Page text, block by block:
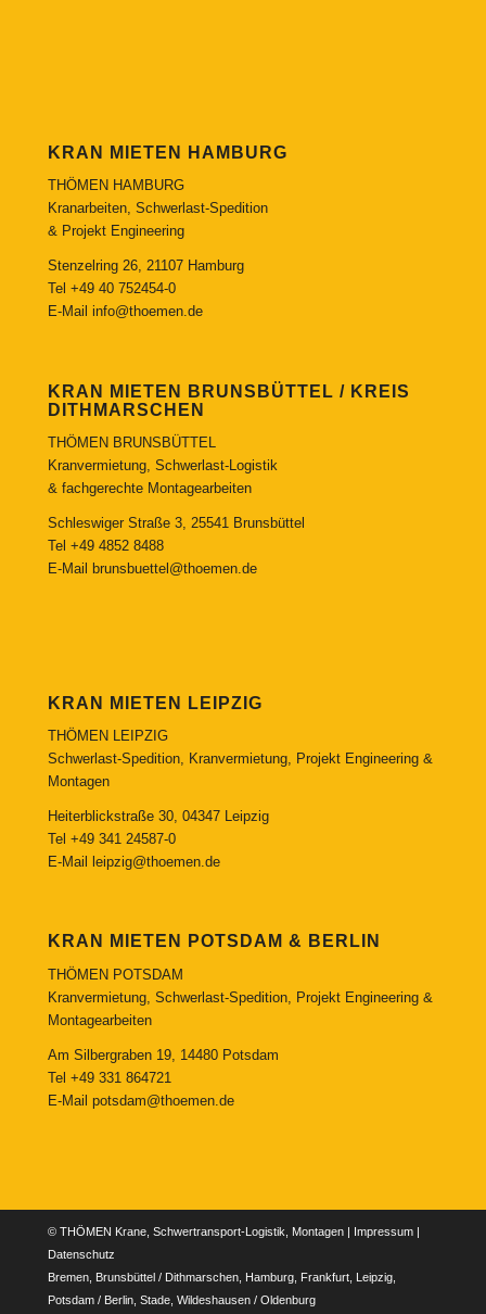
KRAN MIETEN HAMBURG
THÖMEN HAMBURG
Kranarbeiten, Schwerlast-Spedition
& Projekt Engineering
Stenzelring 26, 21107 Hamburg
Tel +49 40 752454-0
E-Mail info@thoemen.de
KRAN MIETEN BRUNSBÜTTEL / KREIS
DITHMARSCHEN
THÖMEN BRUNSBÜTTEL
Kranvermietung, Schwerlast-Logistik
& fachgerechte Montagearbeiten
Schleswiger Straße 3, 25541 Brunsbüttel
Tel +49 4852 8488
E-Mail
brunsbuettel@thoemen.de
KRAN MIETEN LEIPZIG
THÖMEN LEIPZIG
Schwerlast-Spedition, Kranvermietung, Projekt Engineering &
Montagen
Heiterblickstraße 30, 04347 Leipzig
Tel +49 341 24587-0
E-Mail
leipzig@thoemen.de
KRAN MIETEN POTSDAM & BERLIN
THÖMEN POTSDAM
Kranvermietung, Schwerlast-Spedition, Projekt Engineering &
Montagearbeiten
Am Silbergraben 19, 14480 Potsdam
Tel +49 331 864721
E-Mail potsdam@thoemen.de
© THÖMEN Krane, Schwertransport-Logistik, Montagen | Impressum|
Datenschutz
Bremen, Brunsbüttel / Dithmarschen, Hamburg, Frankfurt, Leipzig,
Potsdam / Berlin, Stade, Wildeshausen / Oldenburg